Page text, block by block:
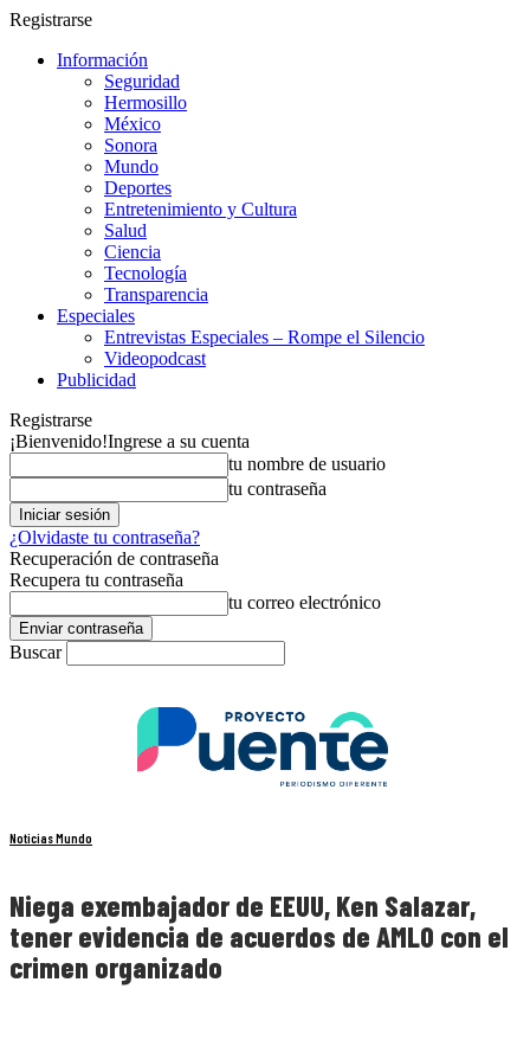
Registrarse
Información
Seguridad
Hermosillo
México
Sonora
Mundo
Deportes
Entretenimiento y Cultura
Salud
Ciencia
Tecnología
Transparencia
Especiales
Entrevistas Especiales – Rompe el Silencio
Videopodcast
Publicidad
Registrarse
¡Bienvenido!Ingrese a su cuenta
tu nombre de usuario
tu contraseña
¿Olvidaste tu contraseña?
Recuperación de contraseña
Recupera tu contraseña
tu correo electrónico
Buscar
Noticias Mundo
Niega exembajador de EEUU, Ken Salazar,
tener evidencia de acuerdos de AMLO con el
crimen organizado